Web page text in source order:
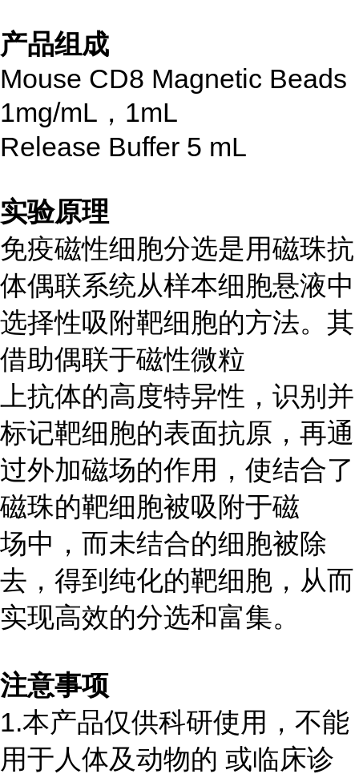
产品组成
Mouse CD8 Magnetic Beads
1mg/mL，1mL
Release Buffer 5 mL
实验原理
免疫磁性细胞分选是用磁珠抗
体偶联系统从样本细胞悬液中
选择性吸附靶细胞的方法。其
借助偶联于磁性微粒
上抗体的高度特异性，识别并
标记靶细胞的表面抗原，再通
过外加磁场的作用，使结合了
磁珠的靶细胞被吸附于磁
场中，而未结合的细胞被除
去，得到纯化的靶细胞，从而
实现高效的分选和富集。
注意事项
1.本产品仅供科研使用，不能
用于人体及动物的 或临床诊